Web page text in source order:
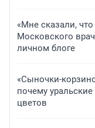
«Мне сказали,
Московского
личном блоге
«Сыночки-
почему
цветов